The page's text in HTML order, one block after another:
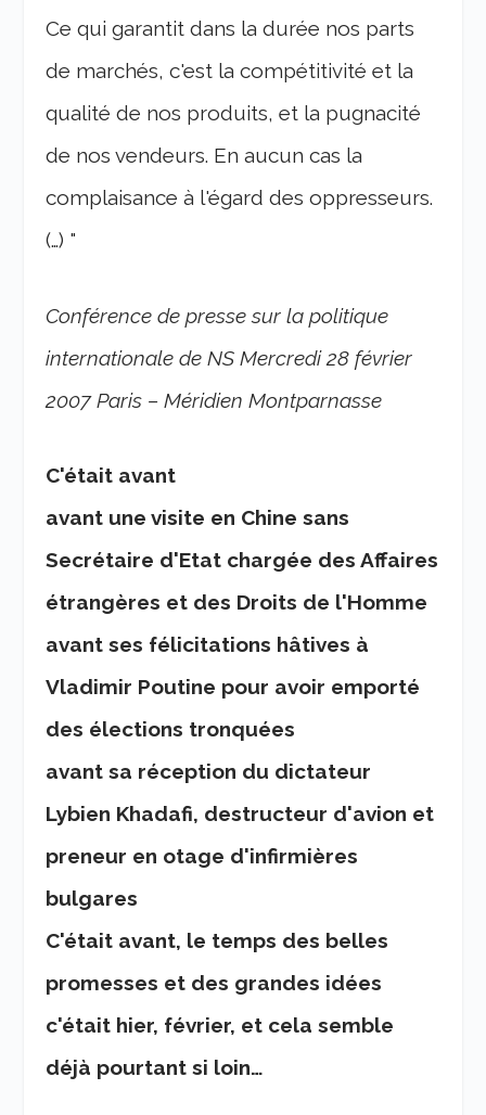
Ce qui garantit dans la durée nos parts
de marchés, c'est la compétitivité et la
qualité de nos produits, et la pugnacité
de nos vendeurs. En aucun cas la
complaisance à l'égard des oppresseurs.
(…) "
Conférence de presse sur la politique
internationale de NS Mercredi 28 février
2007 Paris – Méridien Montparnasse
C'était avant
avant une visite en Chine sans
Secrétaire d'Etat chargée des Affaires
étrangères et des Droits de l'Homme
avant ses félicitations hâtives à
Vladimir Poutine pour avoir emporté
des élections tronquées
avant sa réception du dictateur
Lybien Khadafi, destructeur d'avion et
preneur en otage d'infirmières
bulgares
C'était avant, le temps des belles
promesses et des grandes idées
c'était hier, février, et cela semble
déjà pourtant si loin…